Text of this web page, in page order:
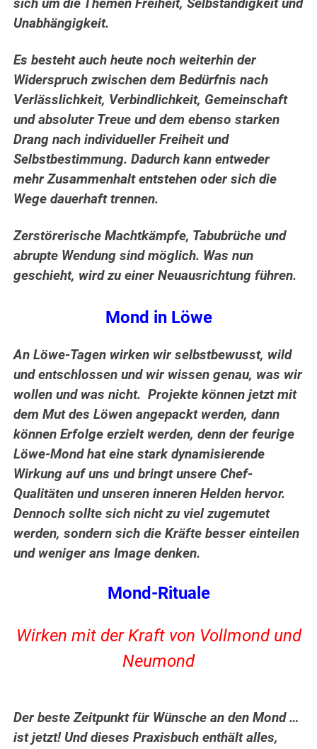
sich um die Themen Freiheit, Selbständigkeit und
Unabhängigkeit.
Es besteht auch heute noch weiterhin der
Widerspruch zwischen dem Bedürfnis nach
Verlässlichkeit, Verbindlichkeit, Gemeinschaft
und absoluter Treue und dem ebenso starken
Drang nach individueller Freiheit und
Selbstbestimmung. Dadurch kann entweder
mehr Zusammenhalt entstehen oder sich die
Wege dauerhaft trennen.
Zerstörerische Machtkämpfe, Tabubrüche und
abrupte Wendung sind möglich. Was nun
geschieht, wird zu einer Neuausrichtung führen.
Mond in Löwe
An Löwe-Tagen wirken wir selbstbewusst, wild
und entschlossen und wir wissen genau, was wir
wollen und was nicht. Projekte können jetzt mit
dem Mut des Löwen angepackt werden, dann
können Erfolge erzielt werden, denn der feurige
Löwe-Mond hat eine stark dynamisierende
Wirkung auf uns und bringt unsere Chef-
Qualitäten und unseren inneren Helden hervor.
Dennoch sollte sich nicht zu viel zugemutet
werden, sondern sich die Kräfte besser einteilen
und weniger ans Image denken.
Mond-Rituale
Wirken mit der Kraft von Vollmond und
Neumond
Der beste Zeitpunkt für Wünsche an den Mond …
ist jetzt! Und dieses Praxisbuch enthält alles,